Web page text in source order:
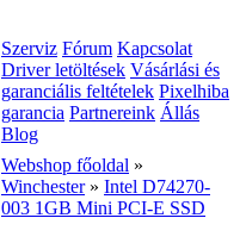
Szerviz Fórum Kapcsolat
Driver letöltések Vásárlási és
garanciális feltételek Pixelhiba
garancia Partnereink Állás
Blog
Webshop főoldal »
Winchester» Intel D74270-
003 1GB Mini PCI-E SSD